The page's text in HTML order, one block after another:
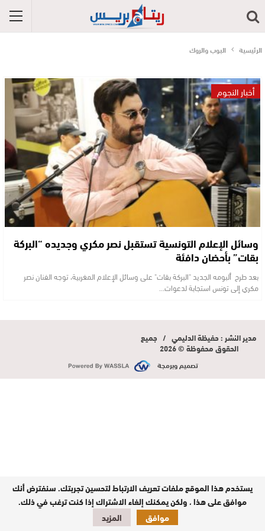
الرئيسية البوب والروك
أخبار النجوم
وسائل الإعلام التونسية تستقبل نصر مكري وجديده “البركة
بقات” بأحضان دافئة
بعد طرح ألبومه الجديد "البركة بقات" على وسائل الإعلام المغربية، توجه الفنان نصر
مكري إلى تونس استجابة لدعوات…
مدير النشر : حفيظة الدليمي / جميع
الحقوق محفوظة © 2026
تصميم وبرمجة
يستخدم هذا الموقع ملفات تعريف الارتباط لتحسين تجربتك. سنفترض أنك
موافق على هذا ، ولكن يمكنك إلغاء الاشتراك إذا كنت ترغب في ذلك.
موافق
المزيد